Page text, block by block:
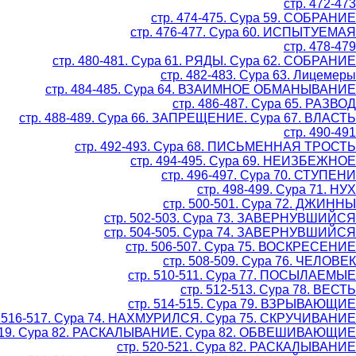
стр. 472-473
стр. 474-475. Сура 59. СОБРАНИЕ
стр. 476-477. Сура 60. ИСПЫТУЕМАЯ
стр. 478-479
стр. 480-481. Сура 61. РЯДЫ. Сура 62. СОБРАНИЕ
стр. 482-483. Сура 63. Лицемеры
стр. 484-485. Сура 64. ВЗАИМНОЕ ОБМАНЫВАНИЕ
стр. 486-487. Сура 65. РАЗВОД
стр. 488-489. Сура 66. ЗАПРЕЩЕНИЕ. Сура 67. ВЛАСТЬ
стр. 490-491
стр. 492-493. Сура 68. ПИСЬМЕННАЯ ТРОСТЬ
стр. 494-495. Сура 69. НЕИЗБЕЖНОЕ
стр. 496-497. Сура 70. СТУПЕНИ
стр. 498-499. Сура 71. НУХ
стр. 500-501. Сура 72. ДЖИННЫ
стр. 502-503. Сура 73. ЗАВЕРНУВШИЙСЯ
стр. 504-505. Сура 74. ЗАВЕРНУВШИЙСЯ
стр. 506-507. Сура 75. ВОСКРЕСЕНИЕ
стр. 508-509. Сура 76. ЧЕЛОВЕК
стр. 510-511. Сура 77. ПОСЫЛАЕМЫЕ
стр. 512-513. Сура 78. ВЕСТЬ
стр. 514-515. Сура 79. ВЗРЫВАЮЩИЕ
516-517. Сура 74. НАХМУРИЛСЯ. Сура 75. СКРУЧИВАНИЕ
Сура 82. РАСКАЛЫВАНИЕ. Сура 82. ОБВЕШИВАЮЩИЕ
стр. 520-521. Сура 82. РАСКАЛЫВАНИЕ